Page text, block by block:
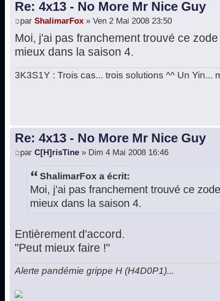
Re: 4x13 - No More Mr Nice Guy
par ShalimarFox » Ven 2 Mai 2008 23:50
Moi, j'ai pas franchement trouvé ce
mieux dans la saison 4.
3K3S1Y : Trois cas... trois solutions ^^ Un Yin...
Re: 4x13 - No More Mr Nice Guy
par C[H]risTine » Dim 4 Mai 2008 16:46
ShalimarFox a écrit:
Moi, j'ai pas franchement trouvé ce
mieux dans la saison 4.
Entièrement d'accord.
"Peut mieux faire !"
Alerte pandémie grippe H (H4D0P1)...